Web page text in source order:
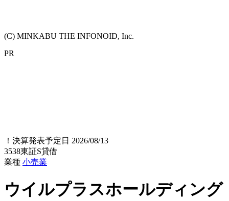
(C) MINKABU THE INFONOID, Inc.
PR
！ 決算発表予定日 2026/08/13
3538東証S貸借
業種 小売業
ウイルプラスホールディング